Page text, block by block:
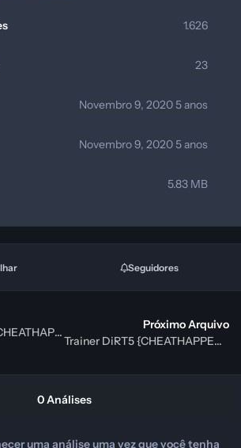
1.626
23
Novembro 9, 2020 5 anos
Novembro 9, 2020 5 anos
5.83 MB
Seguidores
Trainer Othercide {CHEATHAPPENS}
Próximo Arquivo
Trainer DiRT5 {CHEATHAPPENS}
0 Análises
uma análise uma vez que você tenha